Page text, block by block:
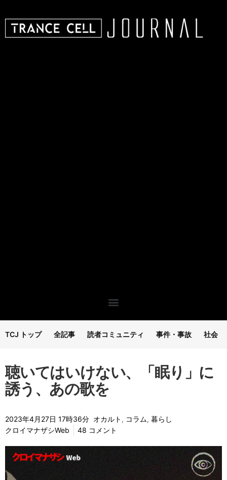
TCJ トップ 全記事 読者コミュニティ 事件・事故 社会
聴いてはいけない、「眠り」に
誘う、あの歌を
2023年4月27日 17時36分 オカルト , コラム, 暮らし
クロイマナザシWeb
48 コメント